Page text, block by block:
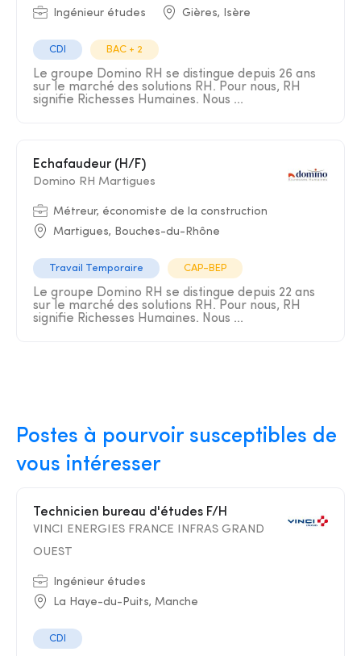
Ingénieur études Gières, Isère
CDI BAC + 2
Le groupe Domino RH se distingue depuis 26 ans
sur le marché des solutions RH. Pour nous, RH
signifie Richesses Humaines. Nous ...
Echafaudeur (H/F)
Domino RH Martigues
Métreur, économiste de la construction
Martigues, Bouches-du-Rhône
Travail Temporaire CAP-BEP
Le groupe Domino RH se distingue depuis 22 ans
sur le marché des solutions RH. Pour nous, RH
signifie Richesses Humaines. Nous ...
Postes à pourvoir susceptibles de
vous intéresser
Technicien bureau d'études F/H
VINCI ENERGIES FRANCE INFRAS GRAND
OUEST
Ingénieur études
La Haye-du-Puits, Manche
CDI